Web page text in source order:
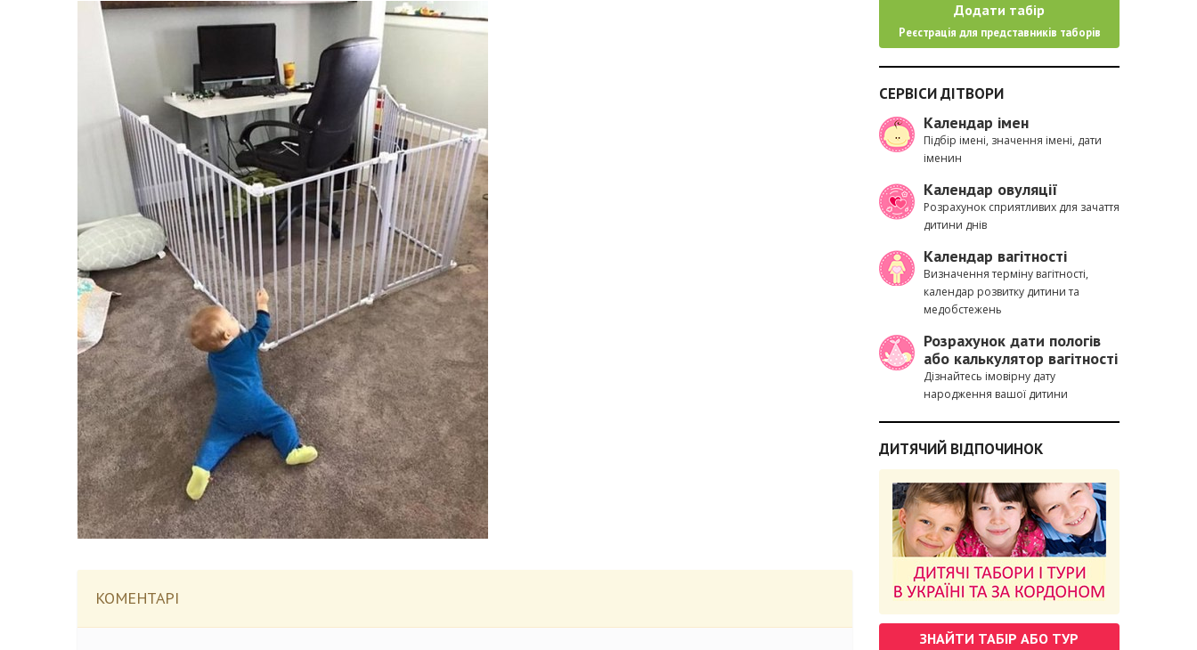
КОМЕНТАРІ
Додати табір
Реєстрація для представників таборів
СЕРВІСИ ДІТВОРИ
Календар імен
Підбір імені, значення імені, дати
іменин
Календар овуляції
Розрахунок сприятливих для зачаття
дитини днів
Календар вагітності
Визначення терміну вагітності,
календар розвитку дитини та
медобстежень
Розрахунок дати пологів
або калькулятор вагітності
Дізнайтесь імовірну дату
народження вашої дитини
ДИТЯЧИЙ ВІДПОЧИНОК
ЗНАЙТИ ТАБІР АБО ТУР